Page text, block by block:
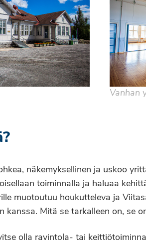
Vanhan
näkemyksellinen ja uskoo
toiminnalla ja haluaa
muotoutuu houkutteleva ja
kanssa. Mitä se tarkalleen on, se
olla ravintola- tai